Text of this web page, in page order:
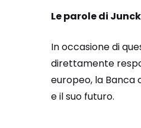
Le parole di
In occasione di
direttamente
europeo, la Banca
e il suo futuro.